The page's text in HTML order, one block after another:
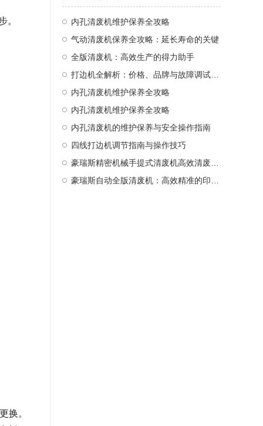
。
换。
内孔清废机维护保养全攻略
气动清废机保养全攻略：延长寿命的关键
全版清废机：高效生产的得力助手
内孔清废机维护保养全攻略
内孔清废机维护保养全攻略
内孔清废机的维护保养与安全操作指南
四线打边机调节指南与操作技巧